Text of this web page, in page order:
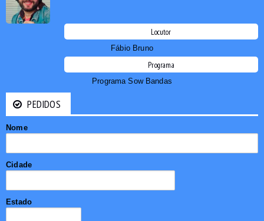
Locutor
Fábio Bruno
Programa
Programa Sow Bandas
PEDIDOS
Nome
Cidade
Estado